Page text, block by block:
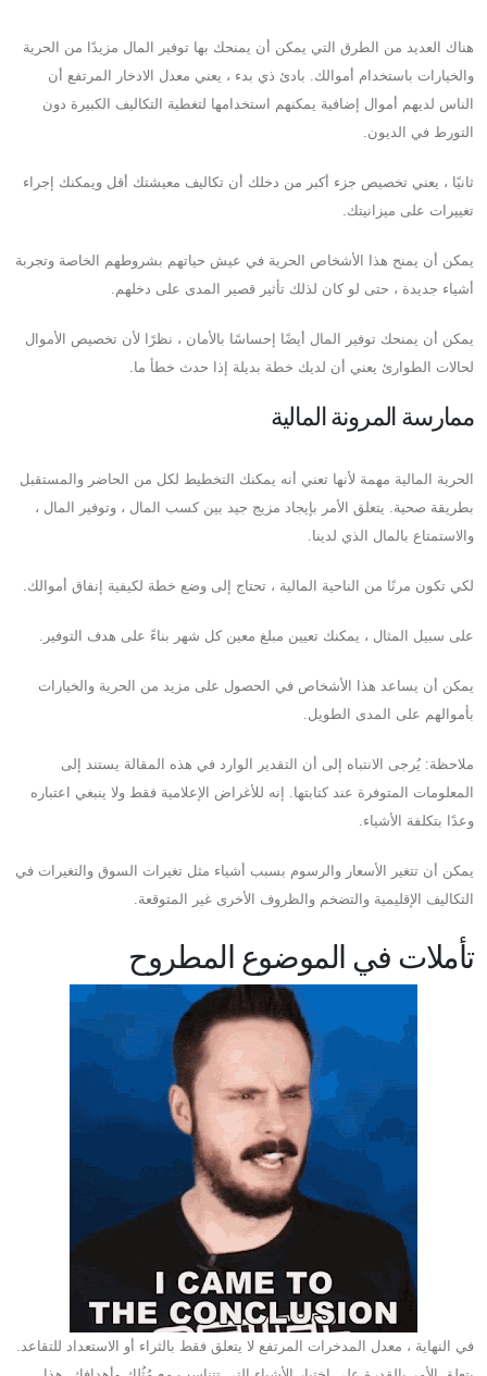
هناك العديد من الطرق التي يمكن أن يمنحك بها توفير المال مزيدًا من الحرية
والخيارات باستخدام أموالك. بادئ ذي بدء ، يعني معدل الادخار المرتفع أن
الناس لديهم أموال إضافية يمكنهم استخدامها لتغطية التكاليف الكبيرة دون
التورط في الديون.
ثانيًا ، يعني تخصيص جزء أكبر من دخلك أن تكاليف معيشتك أقل ويمكنك إجراء
تغييرات على ميزانيتك.
يمكن أن يمنح هذا الأشخاص الحرية في عيش حياتهم بشروطهم الخاصة وتجربة
أشياء جديدة ، حتى لو كان لذلك تأثير قصير المدى على دخلهم.
يمكن أن يمنحك توفير المال أيضًا إحساسًا بالأمان ، نظرًا لأن تخصيص الأموال
لحالات الطوارئ يعني أن لديك خطة بديلة إذا حدث خطأ ما.
ممارسة المرونة المالية
الحرية المالية مهمة لأنها تعني أنه يمكنك التخطيط لكل من الحاضر والمستقبل
بطريقة صحية. يتعلق الأمر بإيجاد مزيج جيد بين كسب المال ، وتوفير المال ،
والاستمتاع بالمال الذي لدينا.
لكي تكون مرنًا من الناحية المالية ، تحتاج إلى وضع خطة لكيفية إنفاق أموالك.
على سبيل المثال ، يمكنك تعيين مبلغ معين كل شهر بناءً على هدف التوفير.
يمكن أن يساعد هذا الأشخاص في الحصول على مزيد من الحرية والخيارات
بأموالهم على المدى الطويل.
ملاحظة: يُرجى الانتباه إلى أن التقدير الوارد في هذه المقالة يستند إلى
المعلومات المتوفرة عند كتابتها. إنه للأغراض الإعلامية فقط ولا ينبغي اعتباره
وعدًا بتكلفة الأشياء.
يمكن أن تتغير الأسعار والرسوم بسبب أشياء مثل تغيرات السوق والتغيرات في
التكاليف الإقليمية والتضخم والظروف الأخرى غير المتوقعة.
تأملات في الموضوع المطروح
في النهاية ، معدل المدخرات المرتفع لا يتعلق فقط بالثراء أو الاستعداد للتقاعد.